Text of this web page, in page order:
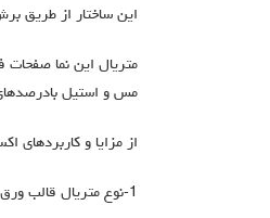
این ساختار از طریق
متریال این نما صفحات
مس و استیل
از مزایا و کاربردهای
1-نوع متریال قالب ورق ها(آهن-آلومینیوم-استیل ضد زنگ یا فلزات دیگر)